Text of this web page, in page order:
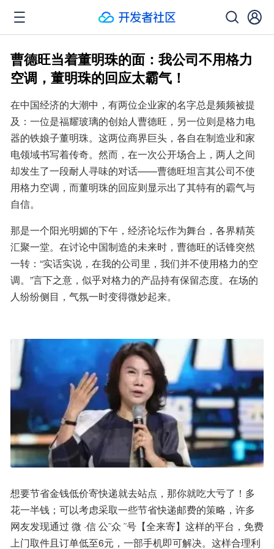
曹德旺当着董明珠的面：我公司不用格力
空调，董明珠的回应太霸气！
在中国经济的大潮中，有两位企业家的名字总是频频被提
及：一位是福耀玻璃的创始人曹德旺，另一位则是格力电
器的铁娘子董明珠。这两位商界巨头，各自在制造业和家
电领域书写着传奇。然而，在一次公开场合上，两人之间
却发生了一段耐人寻味的对话——曹德旺坦言其公司不使
用格力空调，而董明珠的回应则显示出了其特有的霸气与
自信。
那是一个阳光明媚的下午，经济论坛作为舞台，各界精英
汇聚一堂。在讨论中国制造的未来时，曹德旺的话锋突然
一转：“实话实说，在我的公司里，我们并不使用格力的空
调。”言下之意，似乎对格力的产品持有保留态度。在场的
人纷纷侧目，气氛一时变得微妙起来。
想要节省金钱低价寄快递就去站点，那你就吃大亏了！多
花一半钱；可以考虑采取一些节省快递邮费的策略，许多
网友发现通过 微 ·信 公˜众 ˜号【全来寄】这样的平台，免费
上门取件且订单低至6元，一部手机即可解决。这样合理利